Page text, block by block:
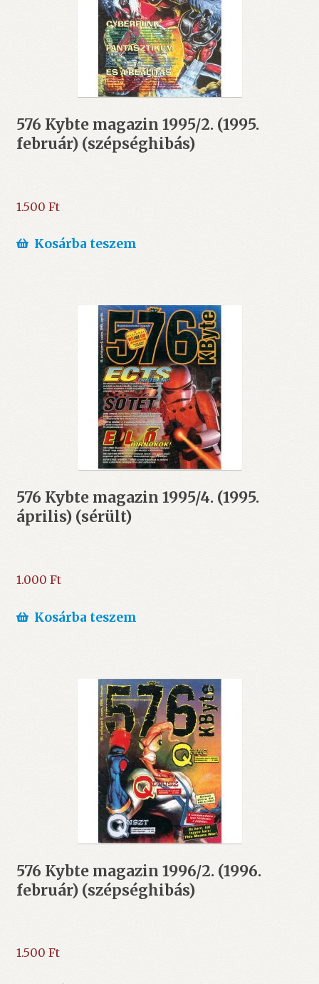
576 Kybte magazin 1995/2. (1995.
február) (szépséghibás)
1.500 Ft
Kosárba teszem
576 Kybte magazin 1995/4. (1995.
április) (sérült)
1.000 Ft
Kosárba teszem
576 Kybte magazin 1996/2. (1996.
február) (szépséghibás)
1.500 Ft